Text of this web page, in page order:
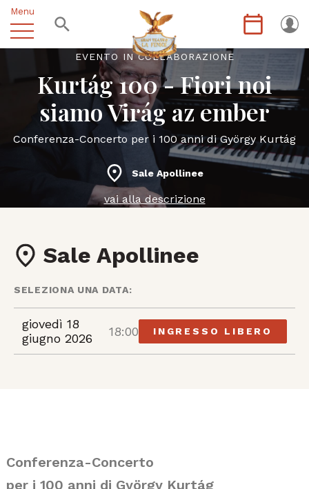
Menu
EVENTO IN COLLABORAZIONE
Kurtág 100 - Fiori noi
siamo Virág az ember
Conferenza-Concerto per i 100 anni di György Kurtág
Sale Apollinee
vai alla descrizione
Sale Apollinee
SELEZIONA UNA DATA:
giovedì 18
giugno 2026
18:00 INGRESSO LIBERO
Conferenza-Concerto
per i 100 anni di György Kurtág